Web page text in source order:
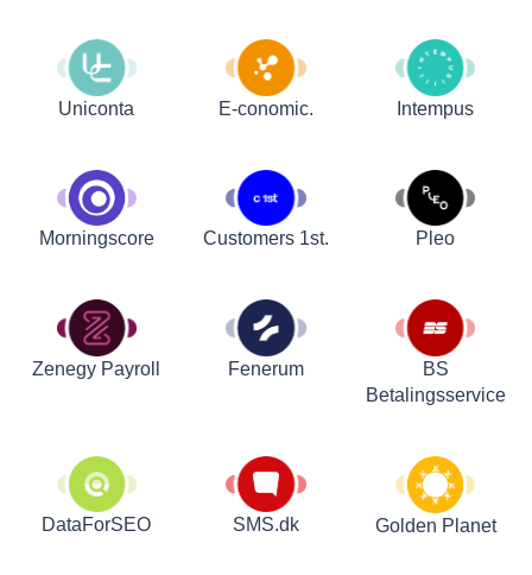
Uniconta E-conomic. Intempus
Morningscore Customers 1st. Pleo
Zenegy Payroll Fenerum
BS
Betalingsservice
DataForSEO SMS.dk Golden Planet